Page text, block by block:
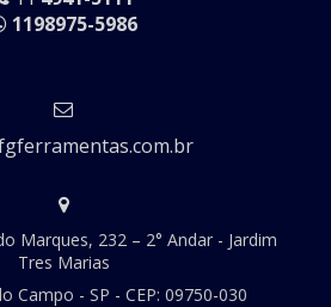
1198975-5986
Marques, 232 – 2° Andar - Jardim
Tres Marias
Campo - SP - CEP: 09750-030